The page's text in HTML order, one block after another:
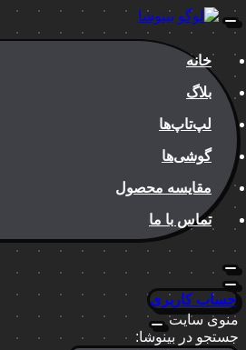
خانه
بلاگ
لپ‌تاپ‌ها
گوشی‌ها
مقایسه محصول
تماس با ما
حساب کاربری
منوی سایت
جستجو در بینوشا: